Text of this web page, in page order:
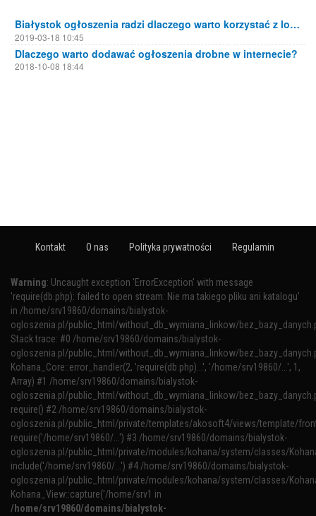
Białystok ogłoszenia radzi dlaczego warto korzystać z lokalnych portali ogłoszeniowych
2019-03-18 10:45
Dlaczego warto dodawać ogłoszenia drobne w internecie?
2018-10-08 18:44
Kontakt O nas Polityka prywatności Regulamin
Warning: Uncaught exception 'ErrorException' with message
'require(db.php): failed to open stream: Nie ma takiego pliku ani katalogu'
in /home/srv19860/domains/bialystok-
ogloszenia.pl/public_html/without_db_wymiana_linkow/
Stack trace: #0 /home/srv19860/domains/bialystok-
ogloszenia.pl/public_html/without_db_wymiana_linkow/
Kohana_Core::error_handler(2, 'require(db.php)...', '/home/srv19860/...', 1,
Array) #1 /home/srv19860/domains/bialystok-
ogloszenia.pl/public_html/without_db_wymiana_linkow/
require() #2 /home/srv19860/domains/bialystok-
ogloszenia.pl/public_html/private/templates/akosoft4/views/template/
require('/home/srv19860/...') #3 /home/srv19860/domains/bialystok-
ogloszenia.pl/public_html/private/modules/kohana/system/classes/
include('/home/srv19860/...') #4 /home/srv19860/domains/bialystok-
ogloszenia.pl/public_html/private/modules/kohana/system/classes/
Kohana_View::capture('/home/srv1 in
/home/srv19860/domains/bialystok-